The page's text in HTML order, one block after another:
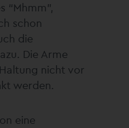
“Mhmm”,
schon
die
Die Arme
nicht vor
werden.
eine